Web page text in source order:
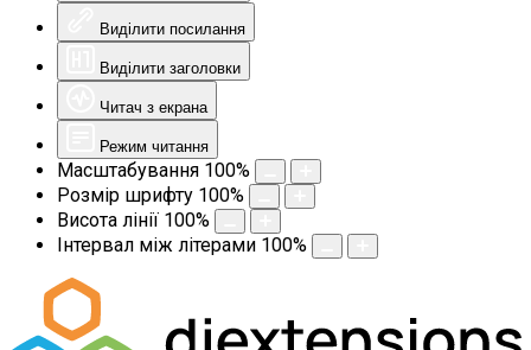
Виділити посилання
Виділити заголовки
Читач з екрана
Режим читання
Масштабування 100%
Розмір шрифту 100%
Висота лінії 100%
Інтервал між літерами 100%